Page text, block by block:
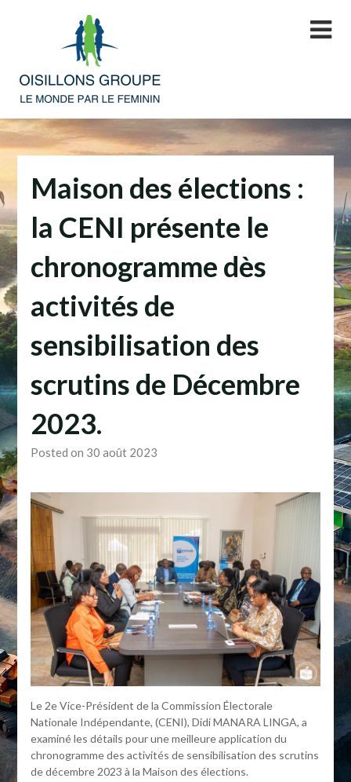
Maison des élections :
la CENI présente le
chronogramme dès
activités de
sensibilisation des
scrutins de Décembre
2023.
Posted on 30 août 2023
Le 2e Vice-Président de la Commission Électorale
Nationale Indépendante, (CENI), Didi MANARA LINGA, a
examiné les détails pour une meilleure application du
chronogramme des activités de sensibilisation des scrutins
de décembre 2023 à la Maison des élections.